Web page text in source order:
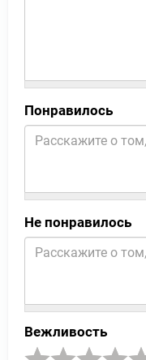
Понравилось
Не понравилось
Вежливость